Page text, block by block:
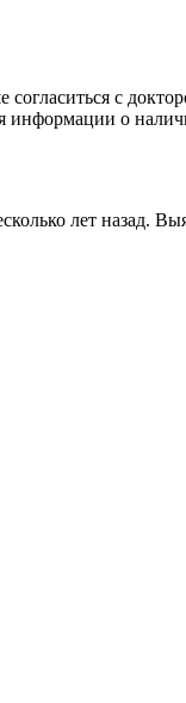
с
информации о
лет назад.